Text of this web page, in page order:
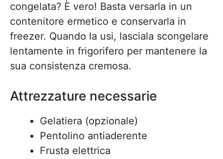
congelata? È vero! Basta versarla in un
contenitore ermetico e conservarla in
freezer. Quando la usi, lasciala scongelare
lentamente in frigorifero per mantenere la
sua consistenza cremosa.
Attrezzature necessarie
Gelatiera (opzionale)
Pentolino antiaderente
Frusta elettrica